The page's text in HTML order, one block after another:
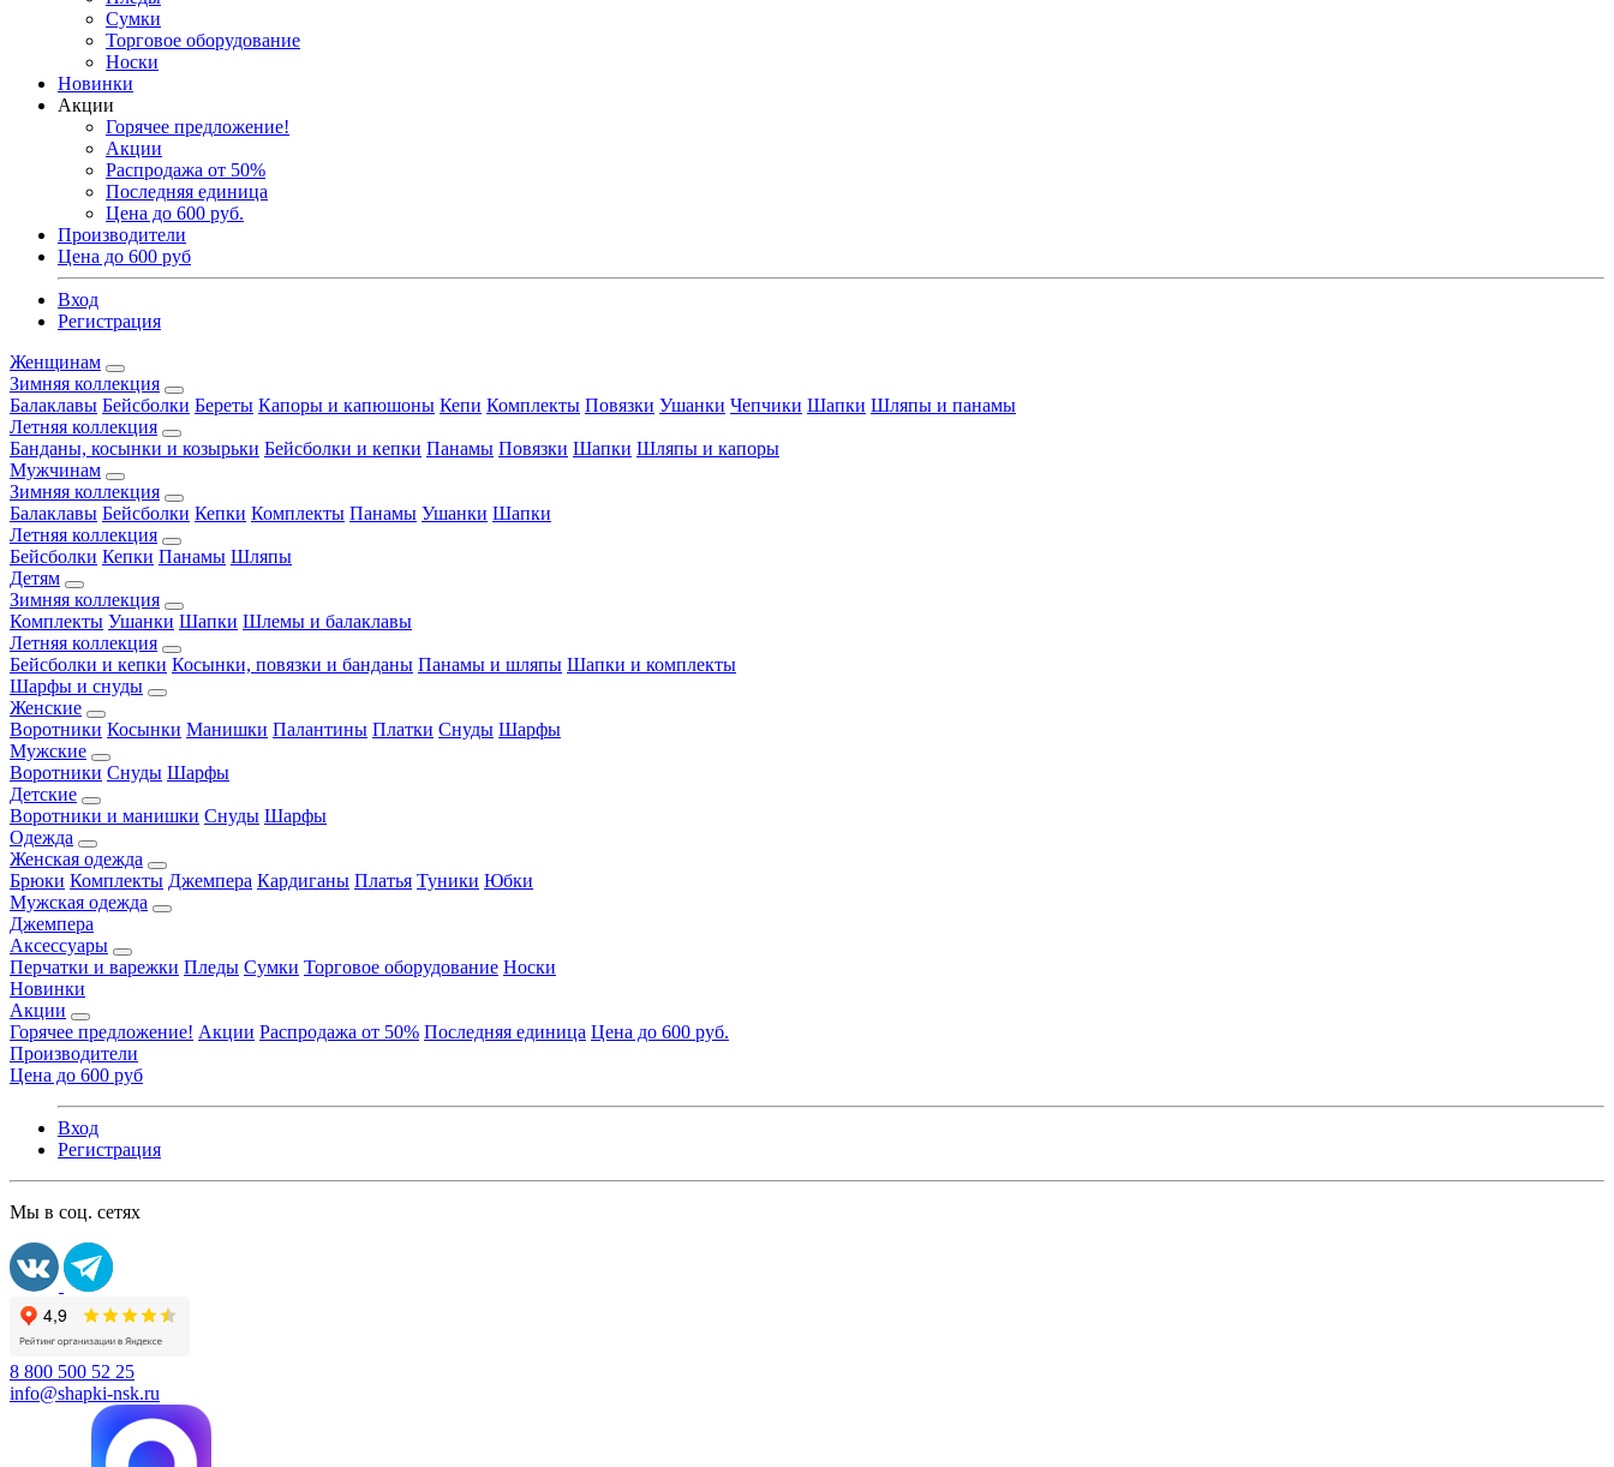
Сумки
Торговое оборудование
Носки
Новинки
Акции
Горячее предложение!
Акции
Распродажа от 50%
Последняя единица
Цена до 600 руб.
Производители
Цена до 600 руб
Вход
Регистрация
Женщинам
Зимняя коллекция
Балаклавы Бейсболки Береты Капоры и капюшоны Кепи Комплекты Повязки Ушанки Чепчики Шапки Шляпы и панамы
Летняя коллекция
Банданы, косынки и козырьки Бейсболки и кепки Панамы Повязки Шапки Шляпы и капоры
Мужчинам
Зимняя коллекция
Балаклавы Бейсболки Кепки Комплекты Панамы Ушанки Шапки
Летняя коллекция
Бейсболки Кепки Панамы Шляпы
Детям
Зимняя коллекция
Комплекты Ушанки Шапки Шлемы и балаклавы
Летняя коллекция
Бейсболки и кепки Косынки, повязки и банданы Панамы и шляпы Шапки и комплекты
Шарфы и снуды
Женские
Воротники Косынки Манишки Палантины Платки Снуды Шарфы
Мужские
Воротники Снуды Шарфы
Детские
Воротники и манишки Снуды Шарфы
Одежда
Женская одежда
Брюки Комплекты Джемпера Кардиганы Платья Туники Юбки
Мужская одежда
Джемпера
Аксессуары
Перчатки и варежки Пледы Сумки Торговое оборудование Носки
Новинки
Акции
Горячее предложение! Акции Распродажа от 50% Последняя единица Цена до 600 руб.
Производители
Цена до 600 руб
Вход
Регистрация
Мы в соц. сетях
8 800 500 52 25
info@shapki-nsk.ru